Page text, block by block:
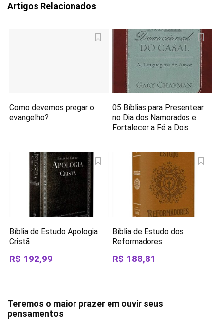
Artigos Relacionados
Como devemos pregar o
evangelho?
05 Bíblias para Presentear
no Dia dos Namorados e
Fortalecer a Fé a Dois
Bíblia de Estudo Apologia
Cristã
R$ 192,99
Bíblia de Estudo dos
Reformadores
R$ 188,81
Teremos o maior prazer em ouvir seus
pensamentos